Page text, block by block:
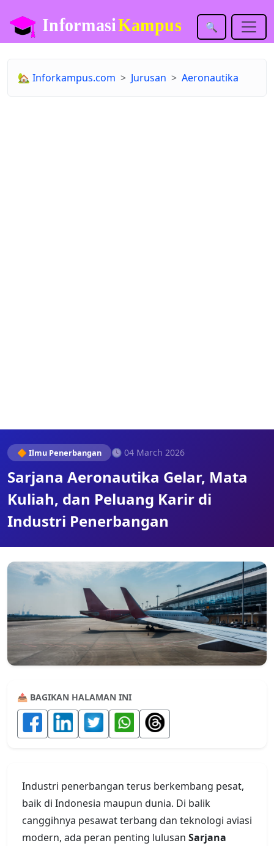
🔍
🏡 Inforkampus.com Jurusan Aeronautika
🔶 Ilmu Penerbangan 🕓 04 March 2026
Sarjana Aeronautika Gelar, Mata
Kuliah, dan Peluang Karir di
Industri Penerbangan
📤 BAGIKAN HALAMAN INI
Industri penerbangan terus berkembang pesat,
baik di Indonesia maupun dunia. Di balik
canggihnya pesawat terbang dan teknologi aviasi
modern, ada peran penting lulusan Sarjana